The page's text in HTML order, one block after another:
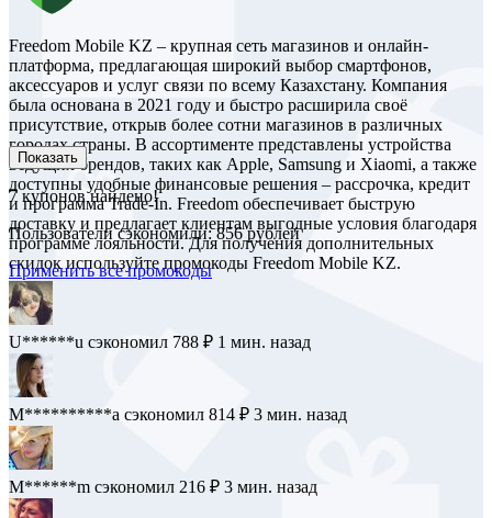
Freedom Mobile KZ – крупная сеть магазинов и онлайн-
платформа, предлагающая широкий выбор смартфонов,
аксессуаров и услуг связи по всему Казахстану. Компания
была основана в 2021 году и быстро расширила своё
присутствие, открыв более сотни магазинов в различных
городах страны. В ассортименте представлены устройства
ведущих брендов, таких как Apple, Samsung и Xiaomi, а также
доступны удобные финансовые решения – рассрочка, кредит
и программа Trade-In. Freedom обеспечивает быструю
доставку и предлагает клиентам выгодные условия благодаря
программе лояльности. Для получения дополнительных
скидок используйте промокоды Freedom Mobile KZ.
Показать
7купонов найдено!
Пользователи сэкономили: 856 рублей
Применить все промокоды
U******u сэкономил 788 ₽ 1 мин. назад
M**********a сэкономил 814 ₽ 3 мин. назад
M******m сэкономил 216 ₽ 3 мин. назад